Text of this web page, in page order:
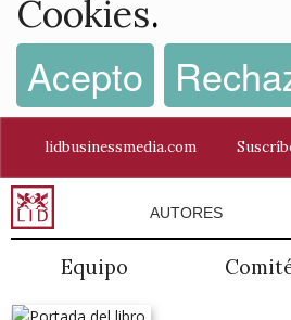
Cookies.
Acepto
lidbusinessmedia.com
AUTORES
Equipo